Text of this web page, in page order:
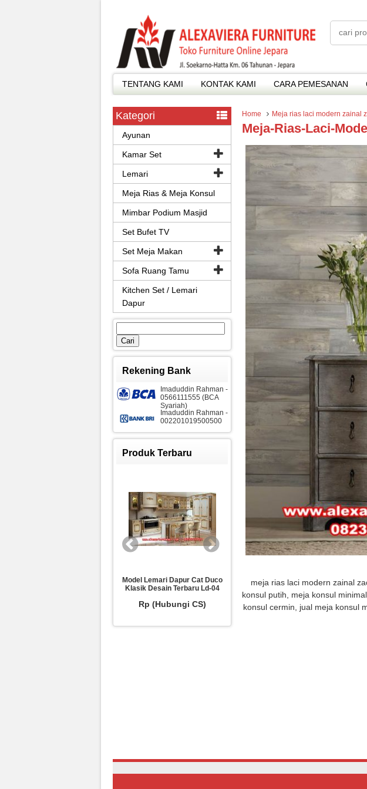
TENTANG KAMI KONTAK KAMI CARA PEMESANAN
Home Meja rias laci modern zainal
Meja-Rias-Laci-
meja rias laci modern zainal
konsul putih, meja konsul
konsul cermin, jual meja konsul
Kategori
Ayunan
Kamar Set
Lemari
Meja Rias & Meja Konsul
Mimbar Podium Masjid
Set Bufet TV
Set Meja Makan
Sofa Ruang Tamu
Kitchen Set / Lemari
Dapur
Cari
untuk:
Rekening Bank
Imaduddin Rahman -
0566111555 (BCA
Syariah)
Imaduddin Rahman -
002201019500500
Produk Terbaru
Model Lemari Dapur Cat Duco
Klasik Desain Terbaru Ld-04
Rp (Hubungi CS)
Desain Lemari Dapur Kayu Jati
Klasik Model Terbaru Ld-03
Rp (Hubungi CS)